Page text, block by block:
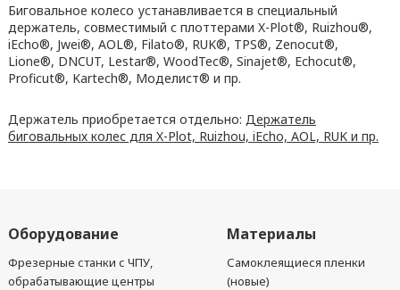
Биговальное колесо устанавливается в специальный
держатель, совместимый с плоттерами X-Plot®️, Ruizhou®️,
iEcho®️, Jwei®️, AOL®️, Filato®️, RUK®️, TPS®️, Zenocut®️,
Lione®️, DNCUT, Lestar®️, WoodTec®️, Sinajet®️, Echocut®️,
Proficut®️, Kartech®️, Моделист®️ и пр.
Держатель приобретается отдельно: Держатель
биговальных колес для X-Plot, Ruizhou, iEcho, AOL, RUK и пр.
Оборудование
Фрезерные станки с ЧПУ,
обрабатывающие центры
Материалы
Самоклеящиеся пленки
(новые)